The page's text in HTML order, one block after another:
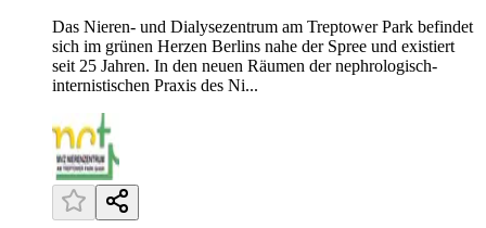
Das Nieren- und Dialysezentrum am Treptower Park befindet
sich im grünen Herzen Berlins nahe der Spree und existiert
seit 25 Jahren. In den neuen Räumen der nephrologisch-
internistischen Praxis des Ni...